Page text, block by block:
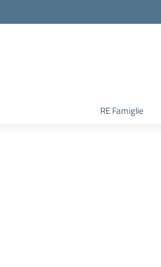
RE Famiglie